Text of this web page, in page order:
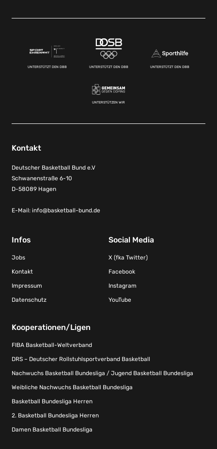
UNTERSTÜTZT DEN DBB UNTERSTÜTZT DEN DBB UNTERSTÜTZT DEN DBB
UNTERSTÜTZEN WIR
Kontakt
Deutscher Basketball Bund e.V
Schwanenstraße 6-10
D-58089 Hagen
E-Mail: info@basketball-bund.de
Infos
Jobs
Kontakt
Impressum
Datenschutz
Social Media
X (fka Twitter)
Facebook
Instagram
YouTube
Kooperationen/Ligen
FIBA Basketball-Weltverband
DRS – Deutscher Rollstuhlsportverband Basketball
Nachwuchs Basketball Bundesliga / Jugend Basketball Bundesliga
Weibliche Nachwuchs Basketball Bundesliga
Basketball Bundesliga Herren
2. Basketball Bundesliga Herren
Damen Basketball Bundesliga